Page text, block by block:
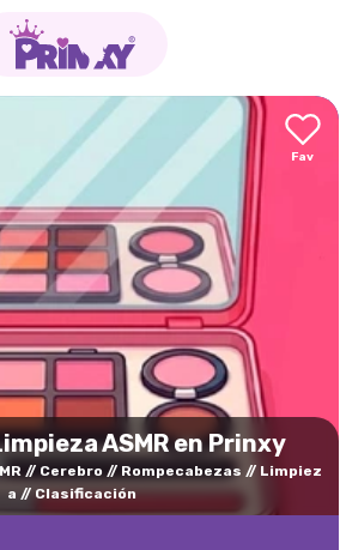
ASMR en Prinxy
Cerebro Rompecabezas
Limpiez
a
Clasificación